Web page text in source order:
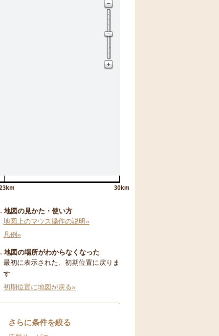
30km
地図の見かた・使い方
地図上のマウス操作の説明»
凡例»
地図の場所がわからなくなった
最初に表示された、初期位置に戻りま
す
初期位置に地図が戻る»
さらに条件を絞る